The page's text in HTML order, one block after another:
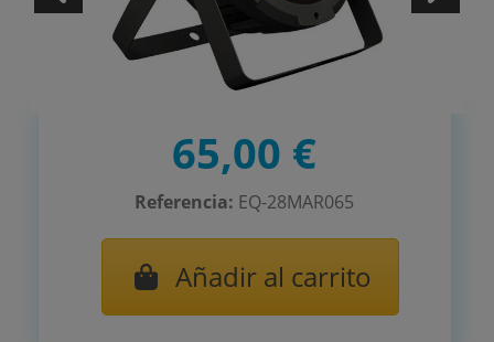
65,00 €
Referencia: EQ-28MAR065
Añadir al carrito